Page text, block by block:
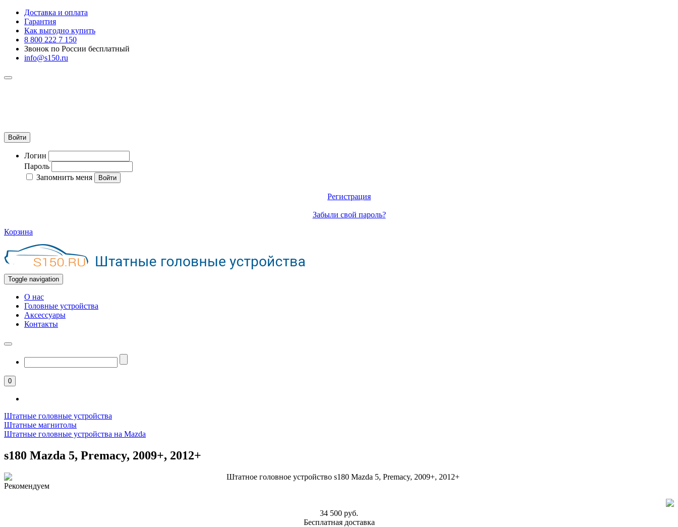
Доставка и оплата
Гарантия
Как выгодно купить
8 800 222 7 150
Звонок по России бесплатный
info@s150.ru
Войти
Логин
Пароль
Запомнить меня
Регистрация
Забыли свой пароль?
Корзина
Toggle navigation
О нас
Головные устройства
Аксессуары
Контакты
0
Штатные головные устройства
Штатные магнитолы
Штатные головные устройства на Mazda
s180 Mazda 5, Premacy, 2009+, 2012+
Рекомендуем
34 500 руб.
Бесплатная доставка